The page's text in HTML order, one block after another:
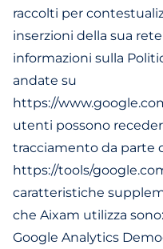
raccolti per
inserzioni della sua
informazioni sulla
andate su
https://
utenti possono
tracciamento da parte
https://tools/
caratteristiche
che Aixam utilizza sono:
Google Analytics